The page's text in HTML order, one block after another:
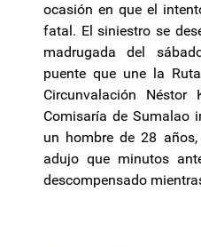
ocasión en que el
fatal. El siniestro se
madrugada del
puente que une la
Circunvalación Néstor
Comisaría de Sumalao
un hombre de 28
adujo que minutos
descompensado